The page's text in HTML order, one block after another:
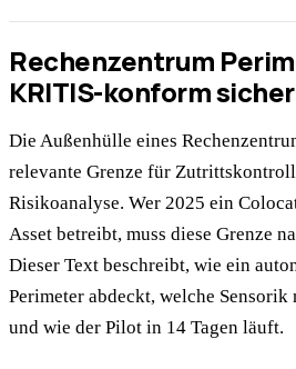
Rechenzentrum
KRITIS-konform
Die Außenhülle eines
relevante Grenze für
Risikoanalyse. Wer 2025 ein
Asset betreibt, muss diese Grenze
Dieser Text beschreibt, wie ein
Perimeter abdeckt, welche
und wie der Pilot in 14 Tagen läuft.